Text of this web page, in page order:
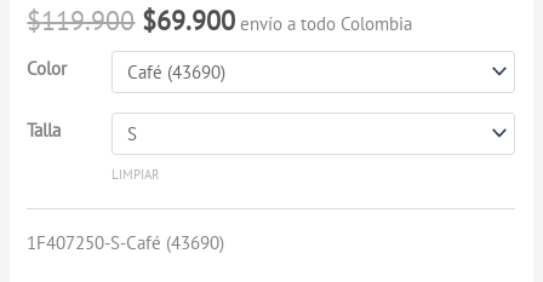
$119.900 era:
$119.900.
$69.900es:
$69.900.
envío a todo Colombia
Color
Talla
LIMPIAR
1F407250-S-Café (43690)